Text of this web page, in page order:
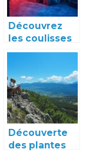
Découvrez
les coulisses
du plus grand
immersif de
France à Paris
Découverte
des plantes